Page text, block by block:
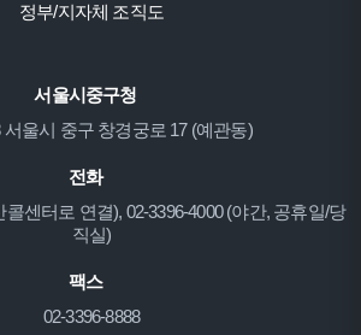
정부/지자체 조직도
서울시중구청
서울시 중구 창경궁로 17 (예관동)
전화
콜센터로 연결), 02-3396-4000 (야간, 공휴일/당
직실)
팩스
02-3396-8888